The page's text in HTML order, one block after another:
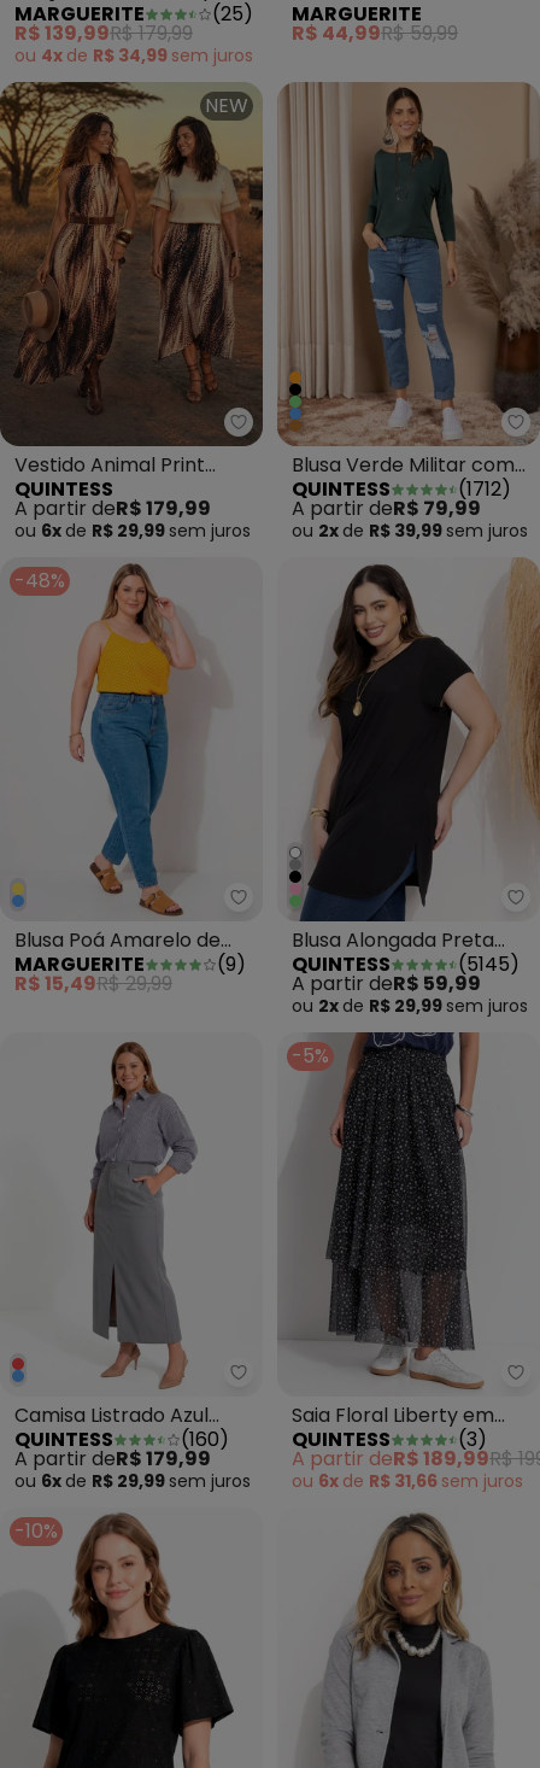
Plano
MARGUERITE (25)
R$ 139,99R$ 179,99
ou 4x de R$ 34,99 sem juros
Poliéster
MARGUERITE
R$ 44,99R$ 59,99
NEW
Quintess - Vestido Animal Print
Vestido Animal Print
Cervo em Malha
QUINTESS
A partir deR$ 179,99
ou 6x de R$ 29,99 sem juros
Blusa Verde Militar com
Mangas 3/4
QUINTESS (1712)
A partir deR$ 79,99
ou 2x de R$ 39,99 sem juros
-48%
Marguerite - Blusa Poá
Blusa Poá Amarelo de
Malha
MARGUERITE (9)
R$ 15,49R$ 29,99
Blusa Alongada Preta
com Barra
Arrendondada
QUINTESS (5145)
A partir deR$ 59,99
ou 2x de R$ 29,99 sem juros
Quintess - Camisa Listrado
Camisa Listrado Azul
Marinho em Tecido de
Poliéster
QUINTESS (160)
A partir deR$ 179,99
ou 6x de R$ 29,99 sem juros
-5%
Saia Floral Liberty em
Tule
QUINTESS (3)
A partir deR$ 189,99R$
ou 6x de R$ 31,66 sem juros
-10%